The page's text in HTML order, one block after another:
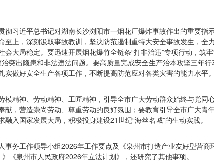
彻习近平总书记对湖南长沙浏阳市一烟花厂爆炸事故作出的重要指
至上，深刻汲取事故教训，坚决防范遏制重特大安全事故发生，全
会大局稳定。要迅速开展烟花爆竹全链条“打非治违”专项行动，筑牢
突出隐患和非法违法问题。要高质量完成安全生产治本攻坚三年行
实做好安全生产各项工作，不断提高防范应对各类灾害的能力水平。
模精神、劳动精神、工匠精神，引导全市广大劳动群众始终与党同心
献，营造崇尚劳动、尊重劳动的良好氛围；要教育引导全市广大青
入国家发展大局，积极投身建设21世纪“海丝名城”的生动实践。
事务工作领导小组2026年工作要点及《泉州市打造产业友好型营商
《泉州市人民政府2026年立法计划》，还研究了其他事项。